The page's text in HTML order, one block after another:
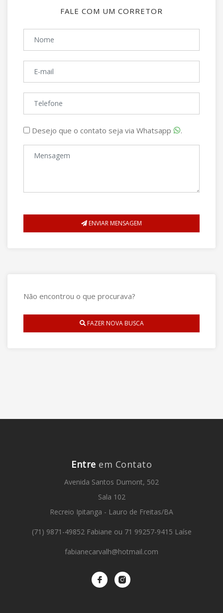
FALE COM UM CORRETOR
Desejo que o contato seja via Whatsapp .
ENVIAR MENSAGEM
Não encontrou o que procurava?
FAZER NOVA BUSCA
Entre em Contato
Avenida Santos Dumont, 502
Sala 102
Recreio Ipitanga - Lauro de Freitas/BA
(71) 9871-49852 Fabiane ou 71 99257-9415 Laíse
fabianecarvalh@hotmail.com